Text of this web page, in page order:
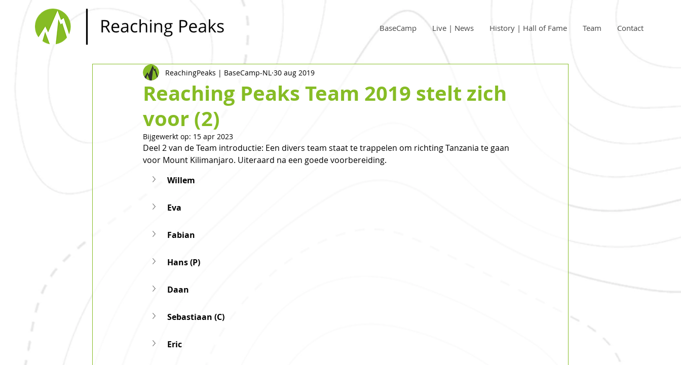
BaseCamp Live | News History | Hall of Fame Team Contact
Reaching Peaks Team 2019 stelt zich
voor (2)
ReachingPeaks | BaseCamp-NL 30 aug 2019
Bijgewerkt op: 15 apr 2023
Deel 2 van de Team introductie: Een divers team staat te trappelen om richting Tanzania te gaan
voor Mount Kilimanjaro. Uiteraard na een goede voorbereiding.
Willem
Eva
Fabian
Hans (P)
Daan
Sebastiaan (C)
Eric